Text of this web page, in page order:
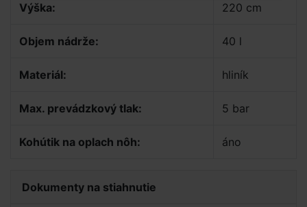
Výška: 220 cm
Objem nádrže: 40 l
Materiál: hliník
Max. prevádzkový tlak: 5 bar
Kohútik na oplach nôh: áno
Dokumenty na stiahnutie